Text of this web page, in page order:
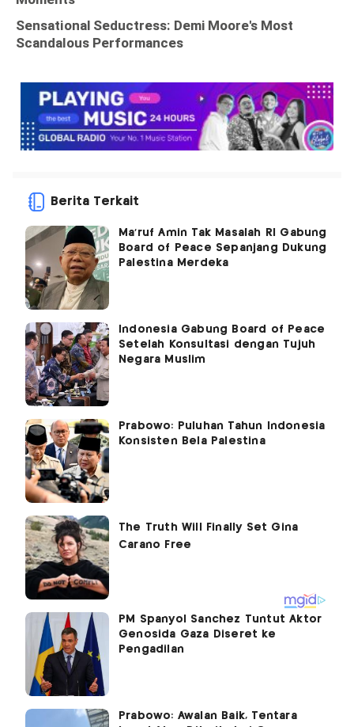
Berita Terkait
Ma'ruf Amin Tak Masalah RI Gabung
Board of Peace Sepanjang Dukung
Palestina Merdeka
Indonesia Gabung Board of Peace
Setelah Konsultasi dengan Tujuh
Negara Muslim
Prabowo: Puluhan Tahun Indonesia
Konsisten Bela Palestina
PM Spanyol Sánchez Tuntut Aktor
Genosida Gaza Diseret ke
Pengadilan
Prabowo: Awalan Baik, Tentara